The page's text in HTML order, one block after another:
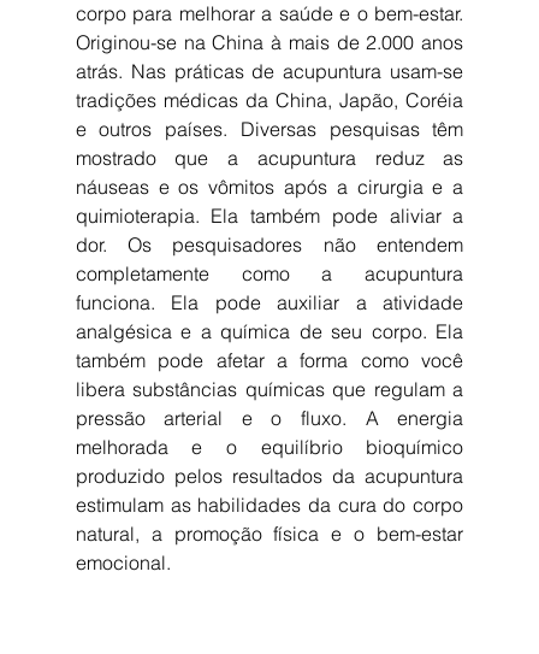
corpo para melhorar a saúde e o bem-estar.
Originou-se na China à mais de 2.000 anos
atrás. Nas práticas de acupuntura usam-se
tradições médicas da China, Japão, Coréia
e outros países. Diversas pesquisas têm
mostrado que a acupuntura reduz as
náuseas e os vômitos após a cirurgia e a
quimioterapia. Ela também pode aliviar a
dor. Os pesquisadores não entendem
completamente como a acupuntura
funciona. Ela pode auxiliar a atividade
analgésica e a química de seu corpo. Ela
também pode afetar a forma como você
libera substâncias químicas que regulam a
pressão arterial e o fluxo. A energia
melhorada e o equilíbrio bioquímico
produzido pelos resultados da acupuntura
estimulam as habilidades da cura do corpo
natural, a promoção física e o bem-estar
emocional.